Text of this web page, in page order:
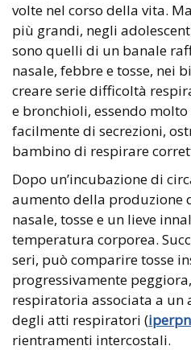
volte nel corso della vita.
più grandi, negli
sono quelli di un banale
nasale, febbre e tosse, nei
creare serie difficoltà
e bronchioli, essendo
facilmente di secrezioni,
bambino di respirare
Dopo un’incubazione di
aumento della produzione
nasale, tosse e un lieve
temperatura corporea.
seri, può comparire tosse
progressivamente
respiratoria associata a un
degli atti respiratori (
rientramenti intercostali.